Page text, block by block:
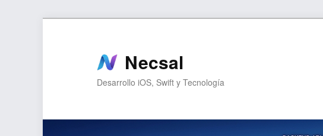
Necsal
Desarrollo iOS, Swift y Tecnología